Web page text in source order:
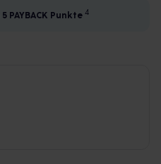
5 PAYBACK Punkte 4